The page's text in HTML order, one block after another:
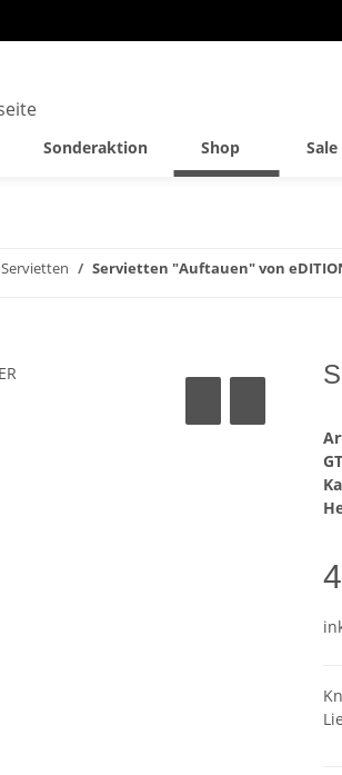
Sonderaktion Shop Sale
Servietten Servietten "Auftauen" von eDITION